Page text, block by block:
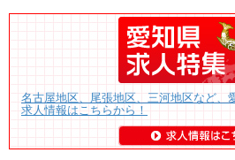
名古屋地区、尾張地区、三河地区など、
求人情報はこちらから！